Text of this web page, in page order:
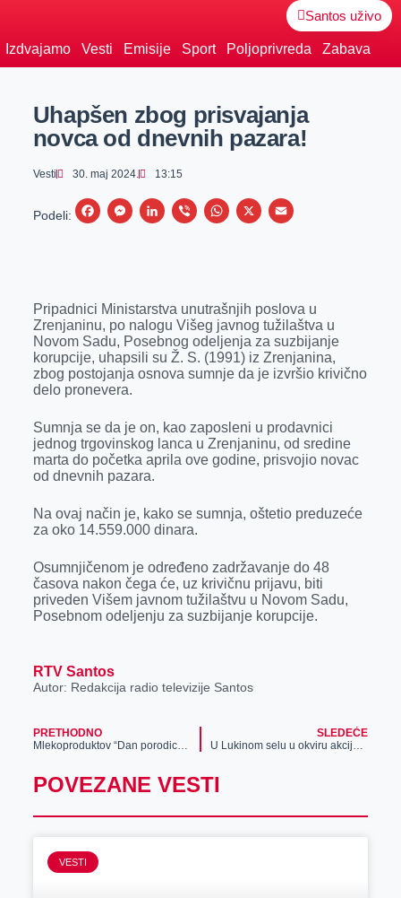
Santos uživo
Izdvajamo Vesti Emisije Sport Poljoprivreda Zabava
Uhapšen zbog prisvajanja
novca od dnevnih pazara!
Vesti 30. maj 2024. 13:15
Podeli:
F
b
o
o
k
M
e
n
g
L
e
d
I
V
r
W
s
A
p
X
E
l
Pripadnici Ministarstva unutrašnjih poslova u
Zrenjaninu, po nalogu Višeg javnog tužilaštva u
Novom Sadu, Posebnog odeljenja za suzbijanje
korupcije, uhapsili su Ž. S. (1991) iz Zrenjanina,
zbog postojanja osnova sumnje da je izvršio krivično
delo pronevera.
Sumnja se da je on, kao zaposleni u prodavnici
jednog trgovinskog lanca u Zrenjaninu, od sredine
marta do početka aprila ove godine, prisvojio novac
od dnevnih pazara.
Na ovaj način je, kako se sumnja, oštetio preduzeće
za oko 14.559.000 dinara.
Osumnjičenom je određeno zadržavanje do 48
časova nakon čega će, uz krivičnu prijavu, biti
priveden Višem javnom tužilaštvu u Novom Sadu,
Posebnom odeljenju za suzbijanje korupcije.
RTV Santos
Autor: Redakcija radio televizije Santos
PRETHODNO
Mlekoproduktov “Dan porodice” uz predstavu Amaterskog pozorišta Doma za lica ometena u razvoju “Kulina”
SLEDEĆE
U Lukinom selu u okviru akcije „Da nam sela budu bliža“ realizacijom projekata unapređen kvalitet života
POVEZANE VESTI
VESTI